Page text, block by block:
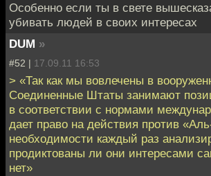
Особенно если ты в свете
убивать людей в своих интересах
DUM »
#52 | 17.09.11 16:53
> «Так как мы вовлечены в
Соединенные Штаты занимают
в соответствии с нормами
дает право на действия против
необходимости каждый раз
продиктованы ли они интересами
нет»